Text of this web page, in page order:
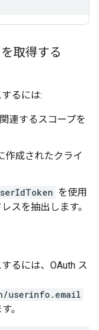
取得する
るには:
連するスコープを
作成されたクライ
を使用
スを抽出します。
るには、OAuth ス
userinfo.email
。